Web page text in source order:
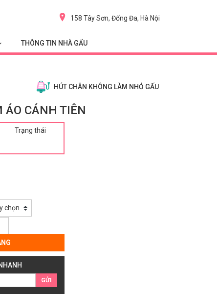
158 Tây Sơn, Đống Đa, Hà Nội
THÔNG TIN NHÀ GẤU
HÚT CHÂN KHÔNG LÀM NHỎ GẤU
ÁO CÁNH TIÊN
Trạng thái
GỬI